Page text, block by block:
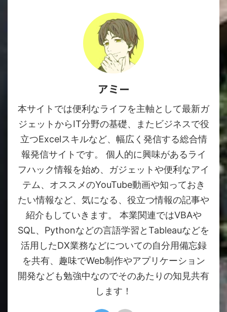
アミー
本サイトでは便利なライフを主軸として最新ガ
ジェットからIT分野の基礎、またビジネスで役
立つExcelスキルなど、幅広く発信する総合情
報発信サイトです。 個人的に興味があるライ
フハック情報を始め、ガジェットや便利なアイ
テム、オススメのYouTube動画や知っておき
たい情報など、気になる、役立つ情報の記事や
紹介もしていきます。 本業関連ではVBAや
SQL、Pythonなどの言語学習とTableauなどを
活用したDX業務などについての自分用備忘録
を共有、趣味でWeb制作やアプリケーション
開発なども勉強中なのでそのあたりの知見共有
します！